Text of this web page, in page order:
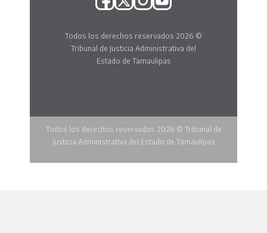
Todos los derechos reservados 2026 ©
Tribunal de Justicia Administrativa del
Estado de Tamaulipas
Todos los derechos reservados 2026 © Tribunal de
Justicia Administrativa del Estado de Tamaulipas